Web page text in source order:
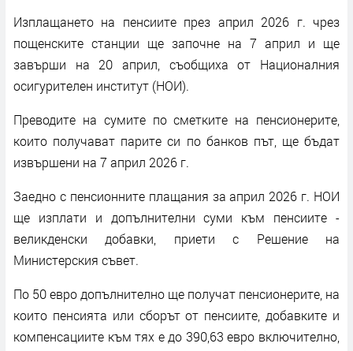
Изплащането на пенсиите през април 2026 г. чрез
пощенските станции ще започне на 7 април и ще
завърши на 20 април, съобщиха от Националния
осигурителен институт (НОИ).
Преводите на сумите по сметките на пенсионерите,
които получават парите си по банков път, ще бъдат
извършени на 7 април 2026 г.
Заедно с пенсионните плащания за април 2026 г. НОИ
ще изплати и допълнителни суми към пенсиите -
великденски добавки, приети с Решение на
Министерския съвет.
По 50 евро допълнително ще получат пенсионерите, на
които пенсията или сборът от пенсиите, добавките и
компенсациите към тях е до 390,63 евро включително,